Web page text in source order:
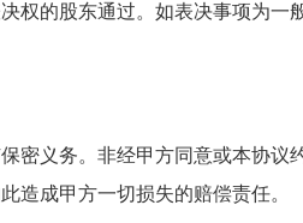
决权的股东通过。如表决事项为
密义务。非经甲方同意或本协议
造成甲方一切损失的赔偿责任。